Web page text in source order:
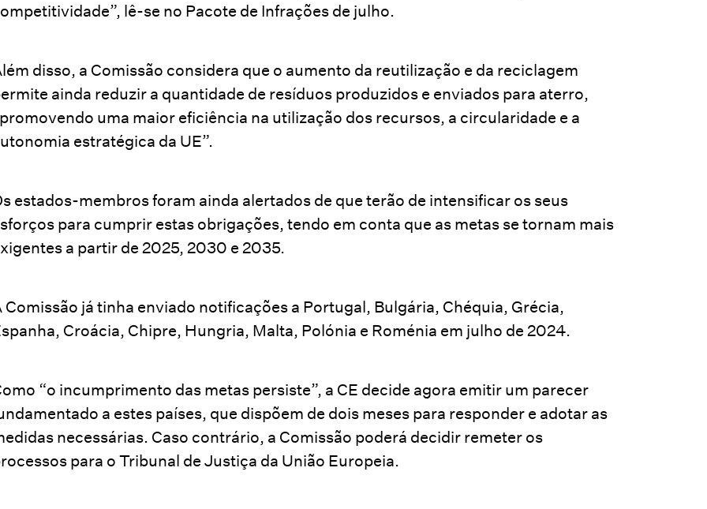
lê-se no Pacote de Infrações de julho.
disso, a Comissão considera que o aumento da reutilização e da reciclagem
ainda reduzir a quantidade de resíduos produzidos e enviados para aterro,
uma maior eficiência na utilização dos recursos, a circularidade e a
estratégica da UE”.
estados-membros foram ainda alertados de que terão de intensificar os seus
para cumprir estas obrigações, tendo em conta que as metas se tornam mais
a partir de 2025, 2030 e 2035.
Comissão já tinha enviado notificações a Portugal, Bulgária, Chéquia, Grécia,
Croácia, Chipre, Hungria, Malta, Polónia e Roménia em julho de 2024.
“o incumprimento das metas persiste”, a CE decide agora emitir um parecer
a estes países, que dispõem de dois meses para responder e adotar as
necessárias. Caso contrário, a Comissão poderá decidir remeter os
para o Tribunal de Justiça da União Europeia.